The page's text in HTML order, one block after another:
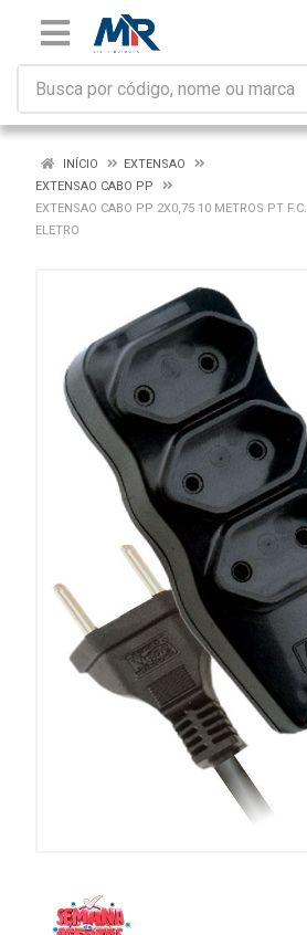
INÍCIO
EXTENSAO
EXTENSAO CABO PP
EXTENSAO CABO PP 2X0,75 10 METROS PT F.C.
ELETRO